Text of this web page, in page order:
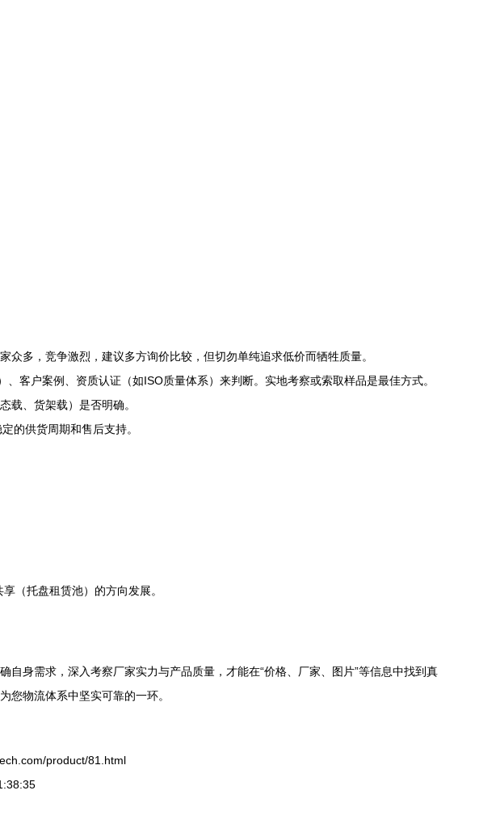
多，竞争激烈，建议多方询价比较，但切勿单纯追求低价而牺牲质量。
客户案例、资质认证（如ISO质量体系）来判断。实地考察或索取样品是最佳方式。
载、货架载）是否明确。
的供货周期和售后支持。
（托盘租赁池）的方向发展。
身需求，深入考察厂家实力与产品质量，才能在“价格、厂家、图片”等信息中找到真
您物流体系中坚实可靠的一环。
product/81.html